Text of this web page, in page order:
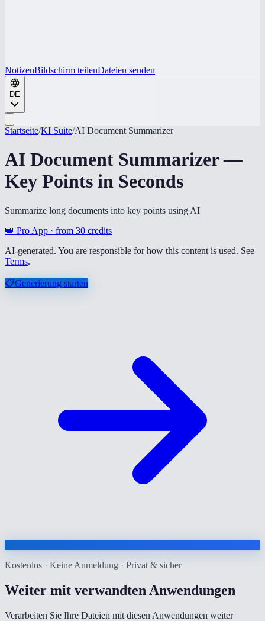
NotizenBildschirm teilenDateien senden
DE
Startseite/KI Suite/AI Document Summarizer
AI Document Summarizer —
Key Points in Seconds
Summarize long documents into key points using AI
👑 Pro App · from 30 credits
AI-generated. You are responsible for how this content is used. See
Terms.
📋Generierung starten
Kostenlos · Keine Anmeldung · Privat & sicher
Weiter mit verwandten Anwendungen
Verarbeiten Sie Ihre Dateien mit diesen Anwendungen weiter